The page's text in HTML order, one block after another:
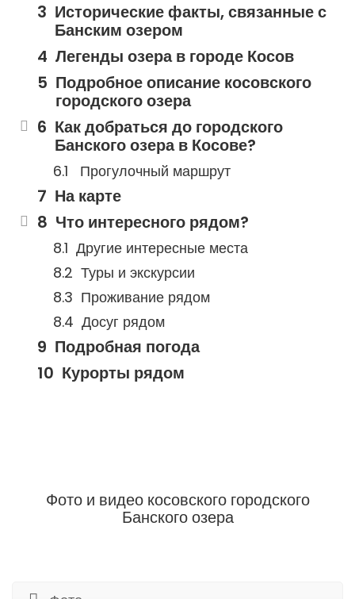
Исторические факты, связанные с
Банским озером
Легенды озера в городе Косов
Подробное описание косовского
городского озера
Как добраться до городского
Банского озера в Косове?
Прогулочный маршрут
На карте
Что интересного рядом?
Другие интересные места
Туры и экскурсии
Проживание рядом
Досуг рядом
Подробная погода
Курорты рядом
Фото и видео косовского городского
Банского озера